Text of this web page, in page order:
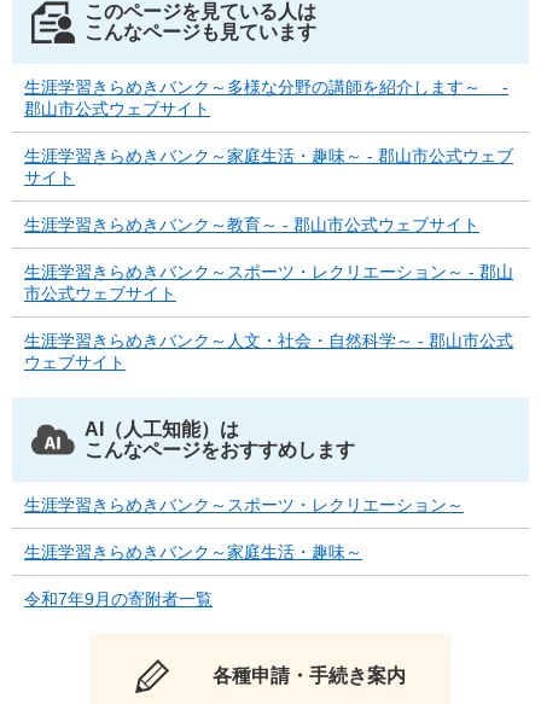
このページを見ている人は
こんなページも見ています
生涯学習きらめきバンク～多様な分野の講師を紹介します～ -
郡山市公式ウェブサイト
生涯学習きらめきバンク～家庭生活・趣味～ - 郡山市公式ウェブ
サイト
生涯学習きらめきバンク～教育～ - 郡山市公式ウェブサイト
生涯学習きらめきバンク～スポーツ・レクリエーション～ - 郡山
市公式ウェブサイト
生涯学習きらめきバンク～人文・社会・自然科学～ - 郡山市公式
ウェブサイト
AI（人工知能）は
こんなページをおすすめします
生涯学習きらめきバンク～スポーツ・レクリエーション～
生涯学習きらめきバンク～家庭生活・趣味～
令和7年9月の寄附者一覧
各種申請・手続き案内